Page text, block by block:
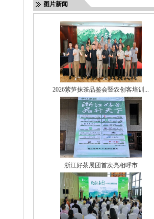
图片新闻
2026紫笋抹茶品鉴会暨农创客培训...
浙江好茶展团首次亮相呼市